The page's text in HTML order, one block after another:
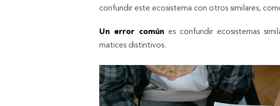
confundir este ecosistema con otros similares,
Un error común es confundir ecosistemas
matices distintivos.